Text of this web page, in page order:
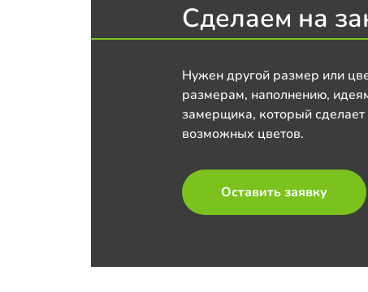
Сделаем на
Нужен другой размер или
размерам, наполнению,
замерщика, который
возможных цветов.
Оставить заявку